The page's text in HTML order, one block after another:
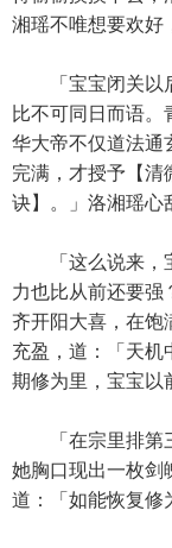
湘瑶不唯想要欢好
「宝宝闭关以后
比不可同日而语。
华大帝不仅道法通
完满，才授予【清
诀】。」洛湘瑶心
「这么说来，宝
力也比从前还要强
齐开阳大喜，在饱
充盈，道：「天机
期修为里，宝宝以
「在宗里排第三
她胸口现出一枚剑
道：「如能恢复修